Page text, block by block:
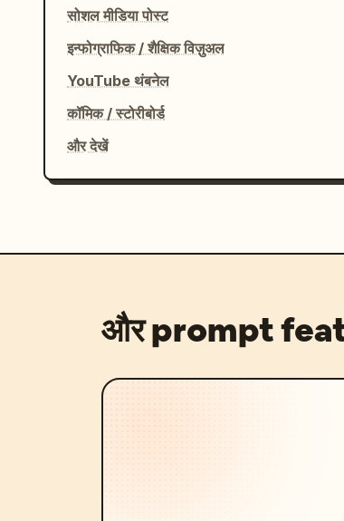
सोशल मीडिया पोस्ट
इन्फोग्राफिक / शैक्षिक विज़ुअल
YouTube थंबनेल
कॉमिक / स्टोरीबोर्ड
और देखें
और prompt